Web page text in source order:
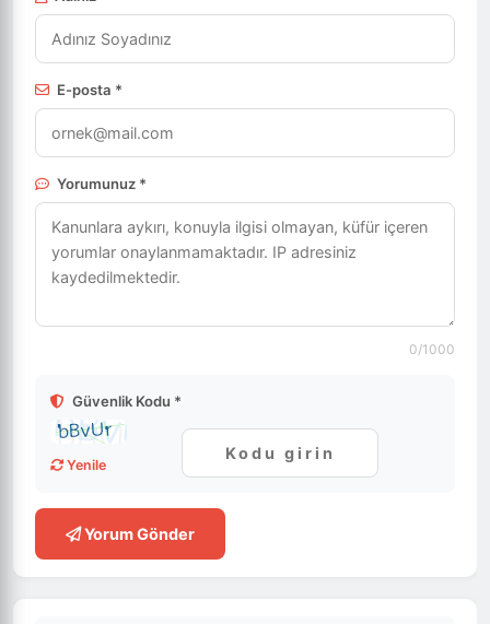
E-posta *
Yorumunuz *
0/1000
Güvenlik Kodu *
Yenile
Yorum Gönder